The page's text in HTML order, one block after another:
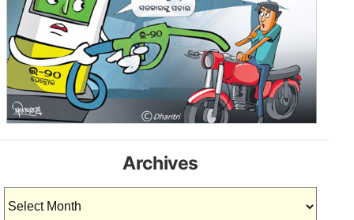
Archives
Archives